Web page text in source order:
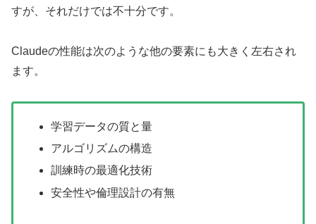
すが、それだけでは不十分です。
Claudeの性能は次のような他の要素にも大きく左右され
ます。
学習データの質と量
アルゴリズムの構造
訓練時の最適化技術
安全性や倫理設計の有無